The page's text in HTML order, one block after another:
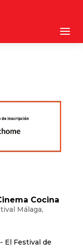
Cocina
Málaga,
El Festival de